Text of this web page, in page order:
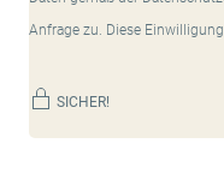
Anfrage zu. Diese
SICHER!